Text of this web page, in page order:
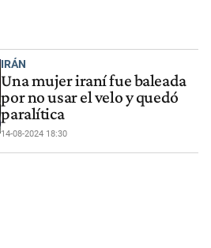
IRÁN
Una mujer iraní fue baleada
por no usar el velo y quedó
paralítica
14-08-2024 18:30